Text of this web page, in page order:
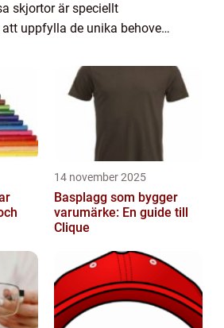
skjortor är speciellt
uppfylla de unika behoven
14 november 2025
Basplagg som bygger
varumärke: En guide till
Clique